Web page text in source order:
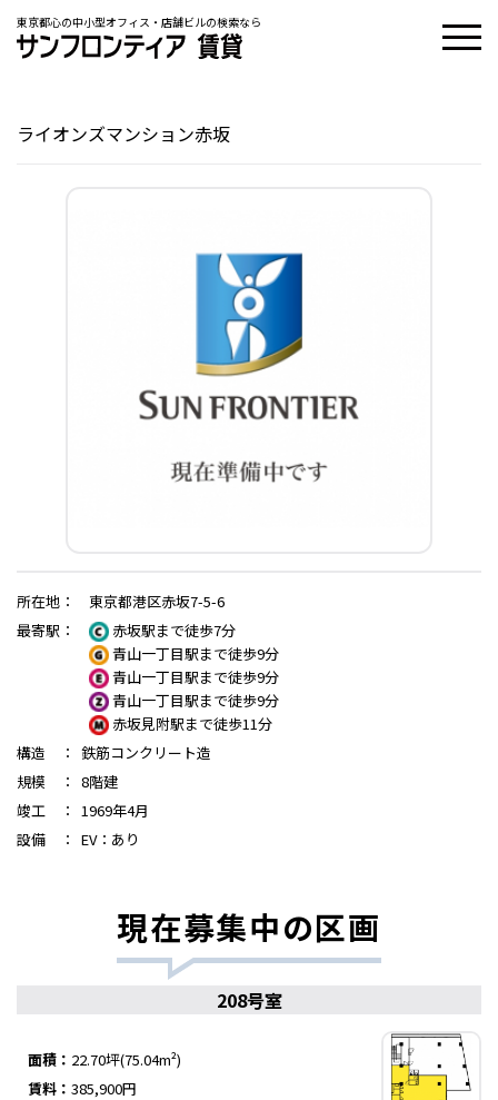
東京都心の中小型オフィス・店舗ビルの検索なら
ライオンズマンション赤坂
所在地 ：
東京都港区赤坂7-5-6
最寄駅 ：
赤坂駅まで徒歩7分
青山一丁目駅まで徒歩9分
青山一丁目駅まで徒歩9分
青山一丁目駅まで徒歩9分
赤坂見附駅まで徒歩11分
構造
： 鉄筋コンクリート造
規模
： 8階建
竣工
： 1969年4月
設備
： EV：あり
現在募集中の区画
208号室
面積： 22.70坪(75.04m²)
賃料： 385,900円